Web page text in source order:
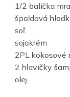
1/2 balíčka
špaldová
soľ
sojakrém
2PL kokosové
2 hlavičky
olej